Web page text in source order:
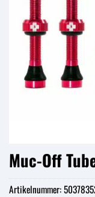
Muc-Off
Artikelnummer: